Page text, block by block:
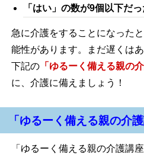
「はい」の数が9個以下だ
急に介護をすることになった
能性があります。まだ遅くはあ
下記の 「ゆるーく備える親の
に、介護に備えましょう！
「ゆるーく備える親の介
「ゆるーく備える親の介護講